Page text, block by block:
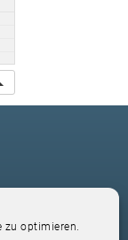
zu optimieren.